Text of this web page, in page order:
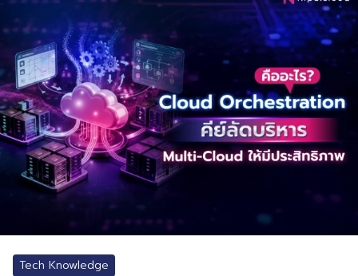
Tech Knowledge